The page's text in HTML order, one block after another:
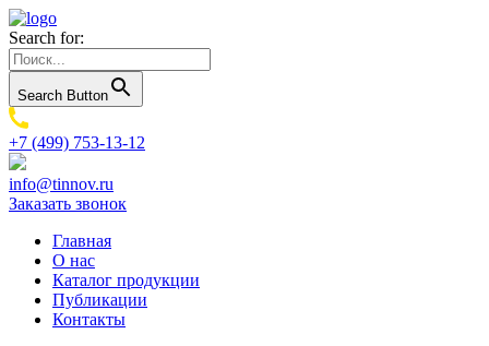
Search for:
Search Button
+7 (499) 753-13-12
info@tinnov.ru
Заказать звонок
Главная
О нас
Каталог продукции
Публикации
Контакты